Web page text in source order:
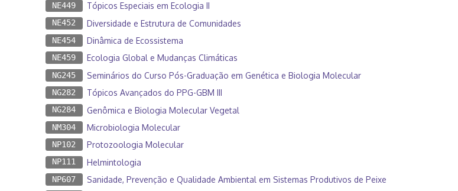
NE449 Tópicos Especiais em Ecologia II
NE452 Diversidade e Estrutura de Comunidades
NE454 Dinâmica de Ecossistema
NE459 Ecologia Global e Mudanças Climáticas
NG245 Seminários do Curso Pós-Graduação em Genética e Biologia Molecular
NG282 Tópicos Avançados do PPG-GBM III
NG284 Genômica e Biologia Molecular Vegetal
NM304 Microbiologia Molecular
NP102 Protozoologia Molecular
NP111 Helmintologia
NP607 Sanidade, Prevenção e Qualidade Ambiental em Sistemas Produtivos de Peixe